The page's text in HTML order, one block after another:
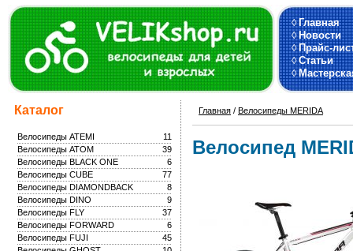
◊Главная
◊Новости
◊Прайс-
◊Статьи
◊
Каталог
11
Велосипеды ATEMI
39
Велосипеды ATOM
6
Велосипеды BLACK ONE
77
Велосипеды CUBE
8
Велосипеды DIAMONDBACK
9
Велосипеды DINO
37
Велосипеды FLY
6
Велосипеды FORWARD
45
Велосипеды FUJI
Главная / Велосипеды MERIDA
Велосипед